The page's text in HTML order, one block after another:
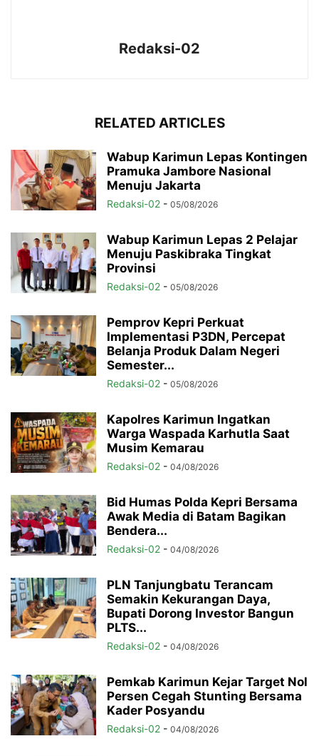
Redaksi-02
RELATED ARTICLES
Wabup Karimun Lepas Kontingen
Pramuka Jambore Nasional
Menuju Jakarta
Redaksi-02 - 05/08/2026
Wabup Karimun Lepas 2 Pelajar
Menuju Paskibraka Tingkat
Provinsi
Redaksi-02 - 05/08/2026
Pemprov Kepri Perkuat
Implementasi P3DN, Percepat
Belanja Produk Dalam Negeri
Semester...
Redaksi-02 - 05/08/2026
Kapolres Karimun Ingatkan
Warga Waspada Karhutla Saat
Musim Kemarau
Redaksi-02 - 04/08/2026
Bid Humas Polda Kepri Bersama
Awak Media di Batam Bagikan
Bendera...
Redaksi-02 - 04/08/2026
PLN Tanjungbatu Terancam
Semakin Kekurangan Daya,
Bupati Dorong Investor Bangun
PLTS...
Redaksi-02 - 04/08/2026
Pemkab Karimun Kejar Target Nol
Persen Cegah Stunting Bersama
Kader Posyandu
Redaksi-02 - 04/08/2026